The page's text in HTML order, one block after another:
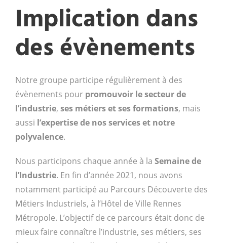
Implication dans
des évènements
Notre groupe participe régulièrement à des
évènements pour promouvoir le secteur de
l’industrie, ses métiers et ses formations, mais
aussi l’expertise de nos services et notre
polyvalence.
Nous participons chaque année à la Semaine de
l’Industrie. En fin d’année 2021, nous avons
notamment participé au Parcours Découverte des
Métiers Industriels, à l’Hôtel de Ville Rennes
Métropole. L’objectif de ce parcours était donc de
mieux faire connaître l’industrie, ses métiers, ses